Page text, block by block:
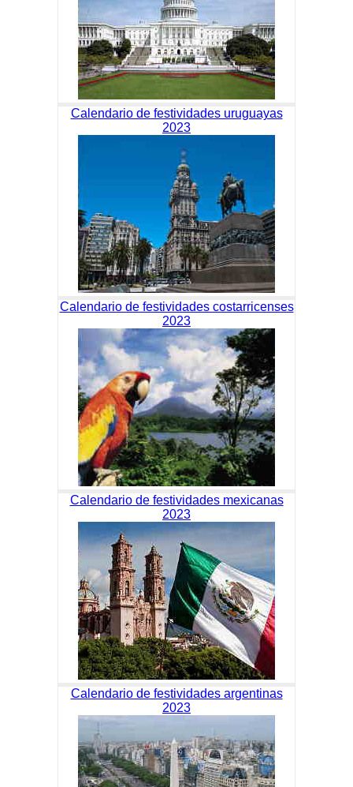
Calendario de festividades uruguayas
2023
Calendario de festividades costarricenses
2023
Calendario de festividades mexicanas
2023
Calendario de festividades argentinas
2023